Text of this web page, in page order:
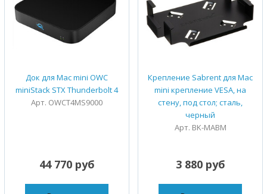
Док для Mac mini OWC
miniStack STX Thunderbolt 4
Арт. OWCT4MS9000
44 770 руб
Крепление Sabrent для Mac
mini крепление VESA, на
стену, под стол; сталь,
черный
Арт. BK-MABM
3 880 руб